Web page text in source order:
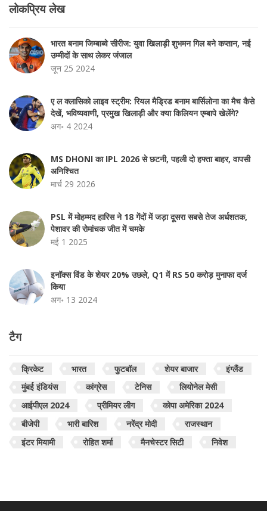
लोकप्रिय लेख
भारत बनाम जिम्बाब्वे सीरीज: युवा खिलाड़ी शुभमन गिल बने कप्तान, नई
उम्मीदों के साथ लेकर जंजाल
जून 25 2024
ए ल क्लासिको लाइव स्ट्रीम: रियल मैड्रिड बनाम बार्सिलोना का मैच कैसे
देखें, भविष्यवाणी, प्रमुख खिलाड़ी और क्या किलियन एम्बापे खेलेंगे?
अग॰ 4 2024
MS DHONI का IPL 2026 से छटनी, पहली दो हफ्ता बाहर, वापसी
अनिश्चित
मार्च 29 2026
PSL में मोहम्मद हारिस ने 18 गेंदों में जड़ा दूसरा सबसे तेज अर्धशतक,
पेशावर की रोमांचक जीत में चमके
मई 1 2025
इनॉक्स विंड के शेयर 20% उछले, Q1 में RS 50 करोड़ मुनाफा दर्ज
किया
अग॰ 13 2024
टैग
क्रिकेट भारत फुटबॉल शेयर बाजार
इंग्लैंड
मुंबई इंडियंस
कांग्रेस टेनिस
लियोनेल मेसी
आईपीएल 2024
प्रीमियर लीग
कोपा अमेरिका 2024
बीजेपी
भारी बारिश नरेंद्र मोदी
राजस्थान
इंटर मियामी
रोहित शर्मा मैनचेस्टर सिटी निवेश